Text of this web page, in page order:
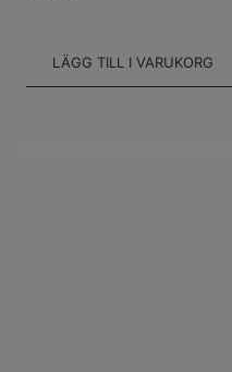
LÄGG TILL I VARUKORG